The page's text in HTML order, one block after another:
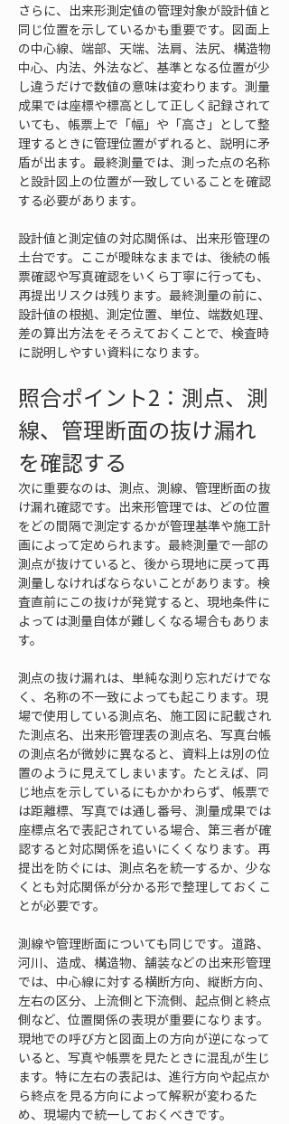
さらに、出来形測定値の管理対象が設計値と
同じ位置を示しているかも重要です。図面上
の中心線、端部、天端、法肩、法尻、構造物
中心、内法、外法など、基準となる位置が少
し違うだけで数値の意味は変わります。測量
成果では座標や標高として正しく記録されて
いても、帳票上で「幅」や「高さ」として整
理するときに管理位置がずれると、説明に矛
盾が出ます。最終測量では、測った点の名称
と設計図上の位置が一致していることを確認
する必要があります。
設計値と測定値の対応関係は、出来形管理の
土台です。ここが曖昧なままでは、後続の帳
票確認や写真確認をいくら丁寧に行っても、
再提出リスクは残ります。最終測量の前に、
設計値の根拠、測定位置、単位、端数処理、
差の算出方法をそろえておくことで、検査時
に説明しやすい資料になります。
照合ポイント2：測点、測
線、管理断面の抜け漏れ
を確認する
次に重要なのは、測点、測線、管理断面の抜
け漏れ確認です。出来形管理では、どの位置
をどの間隔で測定するかが管理基準や施工計
画によって定められます。最終測量で一部の
測点が抜けていると、後から現地に戻って再
測量しなければならないことがあります。検
査直前にこの抜けが発覚すると、現地条件に
よっては測量自体が難しくなる場合もありま
す。
測点の抜け漏れは、単純な測り忘れだけでな
く、名称の不一致によっても起こります。現
場で使用している測点名、施工図に記載され
た測点名、出来形管理表の測点名、写真台帳
の測点名が微妙に異なると、資料上は別の位
置のように見えてしまいます。たとえば、同
じ地点を示しているにもかかわらず、帳票で
は距離標、写真では通し番号、測量成果では
座標点名で表記されている場合、第三者が確
認すると対応関係を追いにくくなります。再
提出を防ぐには、測点名を統一するか、少な
くとも対応関係が分かる形で整理しておくこ
とが必要です。
測線や管理断面についても同じです。道路、
河川、造成、構造物、舗装などの出来形管理
では、中心線に対する横断方向、縦断方向、
左右の区分、上流側と下流側、起点側と終点
側など、位置関係の表現が重要になります。
現地での呼び方と図面上の方向が逆になって
いると、写真や帳票を見たときに混乱が生じ
ます。特に左右の表記は、進行方向や起点か
ら終点を見る方向によって解釈が変わるた
め、現場内で統一しておくべきです。